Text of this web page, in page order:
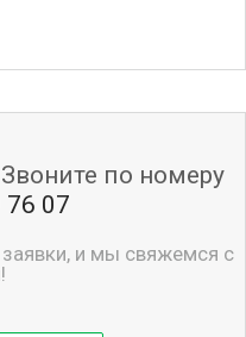
по номеру
76 07
и мы свяжемся с